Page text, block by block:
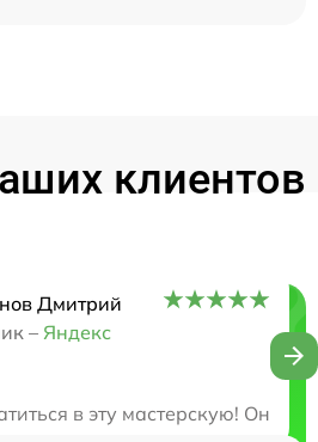
клиентов
Дмитрий
– Яндекс
в эту мастерскую! Они